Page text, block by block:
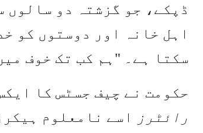
ڈپکے، جو گزشتہ دو سالوں
اہل خانہ اور دوستوں کو
سکتا ہے۔ "ہم کب تک خوف
حکومت نے چیف جسٹس کا
رائٹرز
اسے نامعلوم